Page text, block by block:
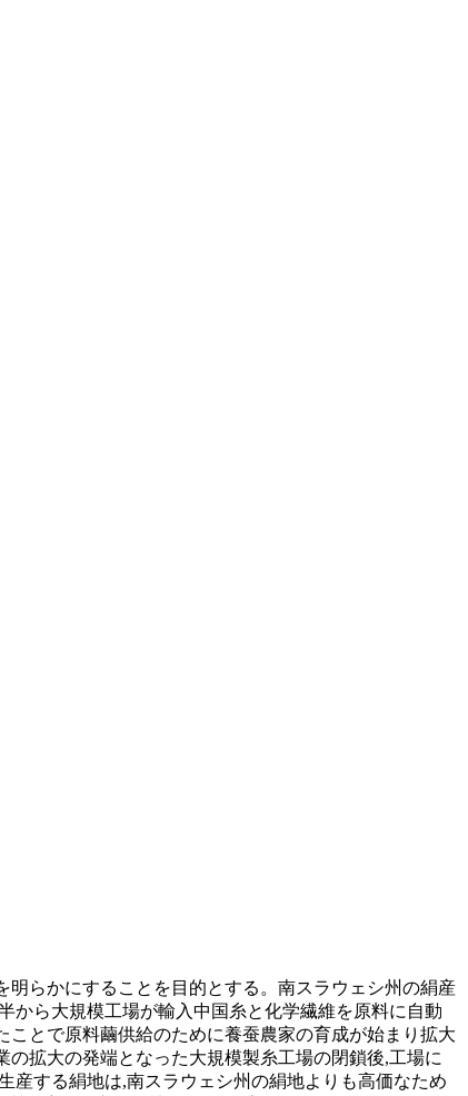
らかにすることを目的とする。南スラウェシ州の絹産
から大規模工場が輸入中国糸と化学繊維を原料に自動
とで原料繭供給のために養蚕農家の育成が始まり拡大
拡大の発端となった大規模製糸工場の閉鎖後,工場に
産する絹地は,南スラウェシ州の絹地よりも高価なため